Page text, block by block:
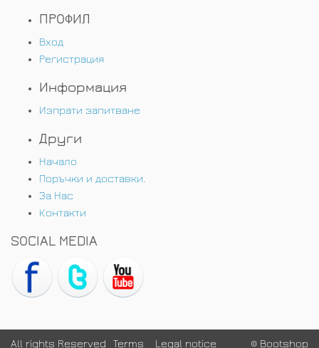
ПРОФИЛ
Вход
Регистрация
Информация
Изпрати запитване
Други
Начало
Поръчки и доставки.
За Нас
Контакти
SOCIAL MEDIA
© Bootshop
All rights Reserved Terms Legal notice